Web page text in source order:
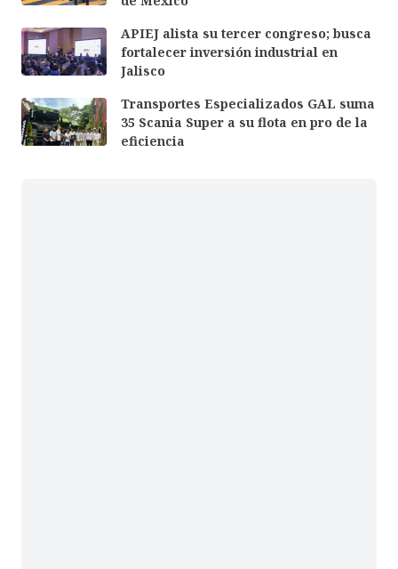
APIEJ alista su tercer congreso; busca
fortalecer inversión industrial en
Jalisco
Transportes Especializados GAL suma
35 Scania Super a su flota en pro de la
eficiencia